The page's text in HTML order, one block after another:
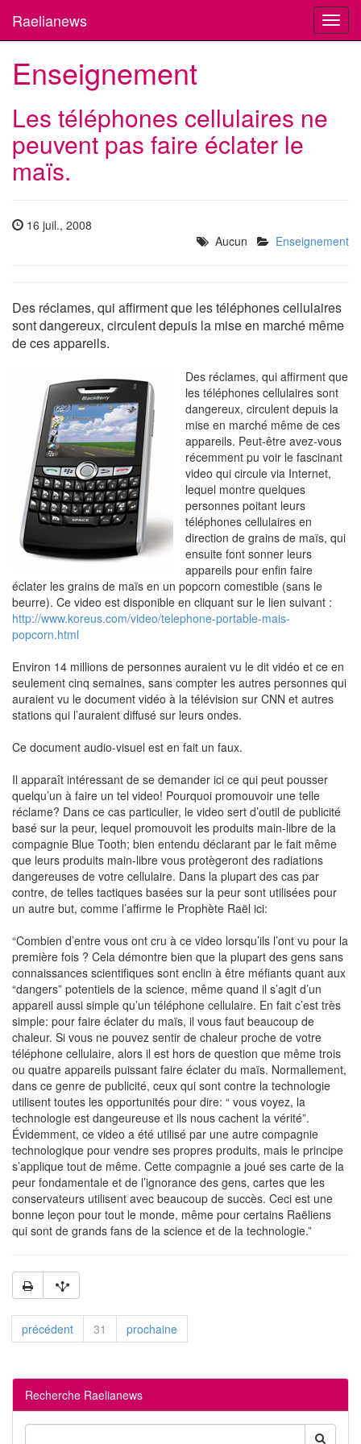
Raelianews
Enseignement
Les téléphones cellulaires ne
peuvent pas faire éclater le
maïs.
16 juil., 2008
Aucun
Enseignement
Des réclames, qui affirment que les téléphones cellulaires
sont dangereux, circulent depuis la mise en marché même
de ces appareils.
Des réclames, qui affirment que
les téléphones cellulaires sont
dangereux, circulent depuis la
mise en marché même de ces
appareils. Peut-être avez-vous
récemment pu voir le fascinant
video qui circule via Internet,
lequel montre quelques
personnes poitant leurs
téléphones cellulaires en
direction de grains de maïs, qui
ensuite font sonner leurs
appareils pour enfin faire
éclater les grains de maïs en un popcorn comestible (sans le
beurre). Ce video est disponible en cliquant sur le lien suivant :
http://www.koreus.com/video/telephone-portable-mais-
popcorn.html
Environ 14 millions de personnes auraient vu le dit vidéo et ce en
seulement cinq semaines, sans compter les autres personnes qui
auraient vu le document vidéo à la télévision sur CNN et autres
stations qui l’auraient diffusé sur leurs ondes.
Ce document audio-visuel est en fait un faux.
Il apparaît intéressant de se demander ici ce qui peut pousser
quelqu’un à faire un tel video! Pourquoi promouvoir une telle
réclame? Dans ce cas particulier, le video sert d’outil de publicité
basé sur la peur, lequel promouvoit les produits main-libre de la
compagnie Blue Tooth; bien entendu déclarant par le fait même
que leurs produits main-libre vous protègeront des radiations
dangereuses de votre cellulaire. Dans la plupart des cas par
contre, de telles tactiques basées sur la peur sont utilisées pour
un autre but, comme l’affirme le Prophète Raël ici:
“Combien d’entre vous ont cru à ce video lorsqu’ils l’ont vu pour la
première fois ? Cela démontre bien que la plupart des gens sans
connaissances scientifiques sont enclin à être méfiants quant aux
“dangers” potentiels de la science, même quand il s’agit d’un
appareil aussi simple qu’un téléphone cellulaire. En fait c’est très
simple: pour faire éclater du maïs, il vous faut beaucoup de
chaleur. Si vous ne pouvez sentir de chaleur proche de votre
téléphone cellulaire, alors il est hors de question que même trois
ou quatre appareils puissant faire éclater du maïs. Normallement,
dans ce genre de publicité, ceux qui sont contre la technologie
utilisent toutes les opportunités pour dire: “ vous voyez, la
technologie est dangeureuse et ils nous cachent la vérité”.
Évidemment, ce video a été utilisé par une autre compagnie
technologique pour vendre ses propres produits, mais le principe
s’applique tout de même. Cette compagnie a joué ses carte de la
peur fondamentale et de l’ignorance des gens, cartes que les
conservateurs utilisent avec beaucoup de succès. Ceci est une
bonne leçon pour tout le monde, même pour certains Raëliens
qui sont de grands fans de la science et de la technologie.”
précédent 31 prochaine
Recherche Raelianews